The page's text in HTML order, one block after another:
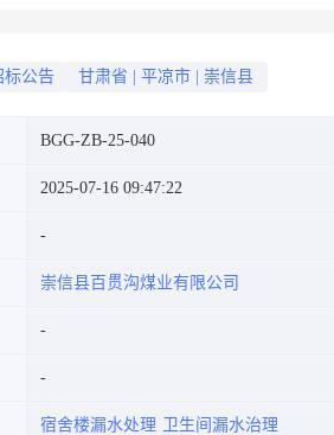
标公告 甘肃省 平凉市 崇信县
BGG-ZB-25-040
2025-07-16 09:47:22
崇信县百贯沟煤业有限公司
宿舍楼漏水处理 卫生间漏水治理